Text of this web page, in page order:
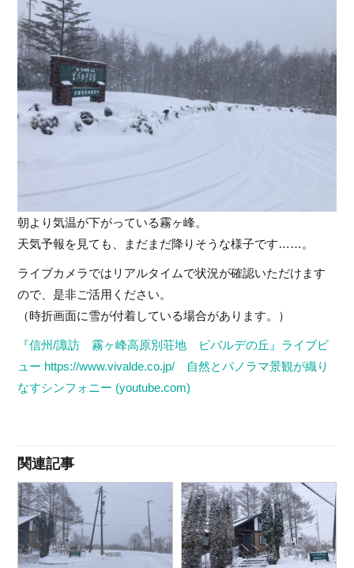
朝より気温が下がっている霧ヶ峰。
天気予報を見ても、まだまだ降りそうな様子です……。
ライブカメラではリアルタイムで状況が確認いただけます
ので、是非ご活用ください。
（時折画面に雪が付着している場合があります。）
『信州/諏訪 霧ヶ峰高原別荘地 ビバルデの丘』ライブビ
ュー https://www.vivalde.co.jp/ 自然とパノラマ景観が織り
なすシンフォニー (youtube.com)
関連記事